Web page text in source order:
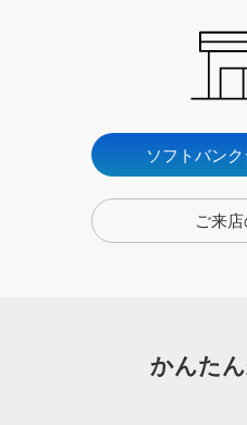
ソフトバン
ご来
かんた